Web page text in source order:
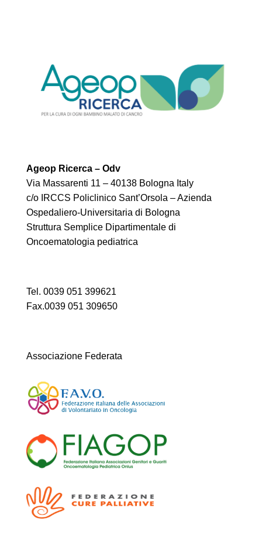
Ageop Ricerca – Odv
Via Massarenti 11 – 40138 Bologna Italy
c/o IRCCS Policlinico Sant’Orsola – Azienda
Ospedaliero-Universitaria di Bologna
Struttura Semplice Dipartimentale di
Oncoematologia pediatrica
Tel. 0039 051 399621
Fax.0039 051 309650
Associazione Federata